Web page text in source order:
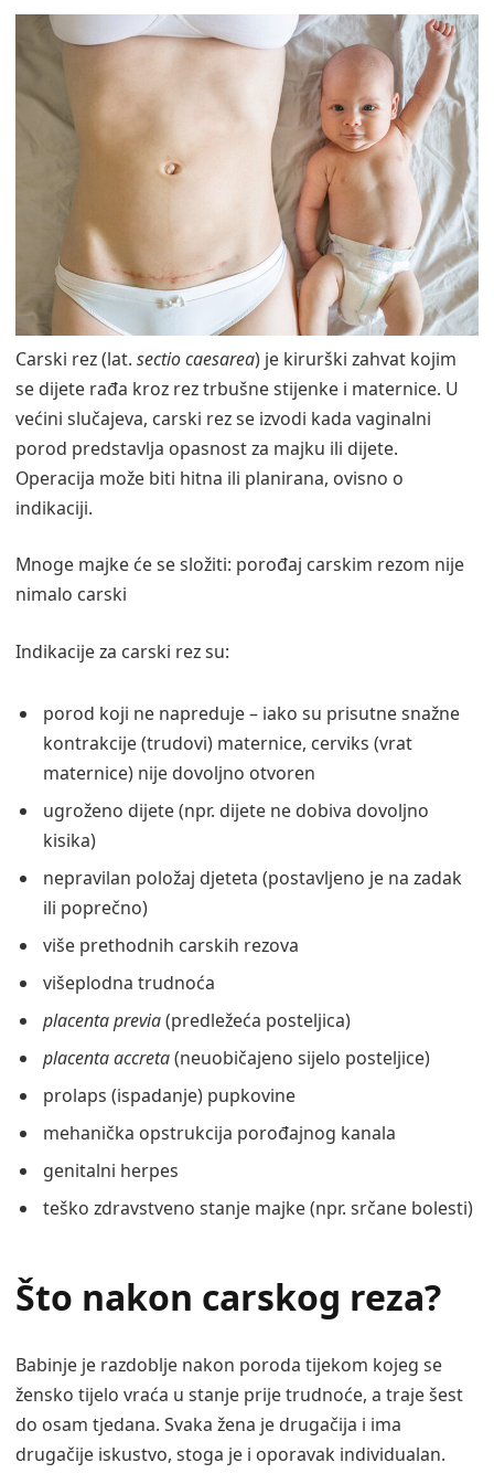
Carski rez (lat. sectio caesarea) je kirurški zahvat kojim
se dijete rađa kroz rez trbušne stijenke i maternice. U
većini slučajeva, carski rez se izvodi kada vaginalni
porod predstavlja opasnost za majku ili dijete.
Operacija može biti hitna ili planirana, ovisno o
indikaciji.
Mnoge majke će se složiti: porođaj carskim rezom nije
nimalo carski
Indikacije za carski rez su:
porod koji ne napreduje – iako su prisutne snažne
kontrakcije (trudovi) maternice, cerviks (vrat
maternice) nije dovoljno otvoren
ugroženo dijete (npr. dijete ne dobiva dovoljno
kisika)
nepravilan položaj djeteta (postavljeno je na zadak
ili poprečno)
više prethodnih carskih rezova
višeplodna trudnoća
placenta previa(predležeća posteljica)
placenta accreta(neuobičajeno sijelo posteljice)
prolaps (ispadanje) pupkovine
mehanička opstrukcija porođajnog kanala
genitalni herpes
teško zdravstveno stanje majke (npr. srčane bolesti)
Što nakon carskog reza?
Babinje je razdoblje nakon poroda tijekom kojeg se
žensko tijelo vraća u stanje prije trudnoće, a traje šest
do osam tjedana. Svaka žena je drugačija i ima
drugačije iskustvo, stoga je i oporavak individualan.